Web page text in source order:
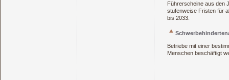
Führerscheine aus den
stufenweise Fristen für
bis 2033.
Betriebe mit einer
Menschen beschäftigt